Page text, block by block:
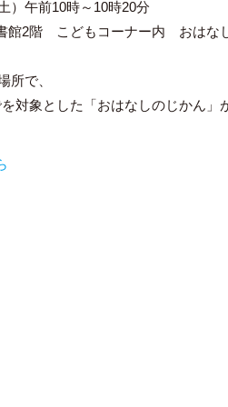
）午前10時～10時20分
館2階 こどもコーナー内 おはな
所で、
対象とした「おはなしのじかん」